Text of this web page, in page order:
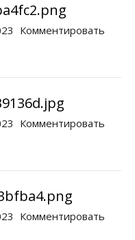
Комментировать
Комментировать
Комментировать